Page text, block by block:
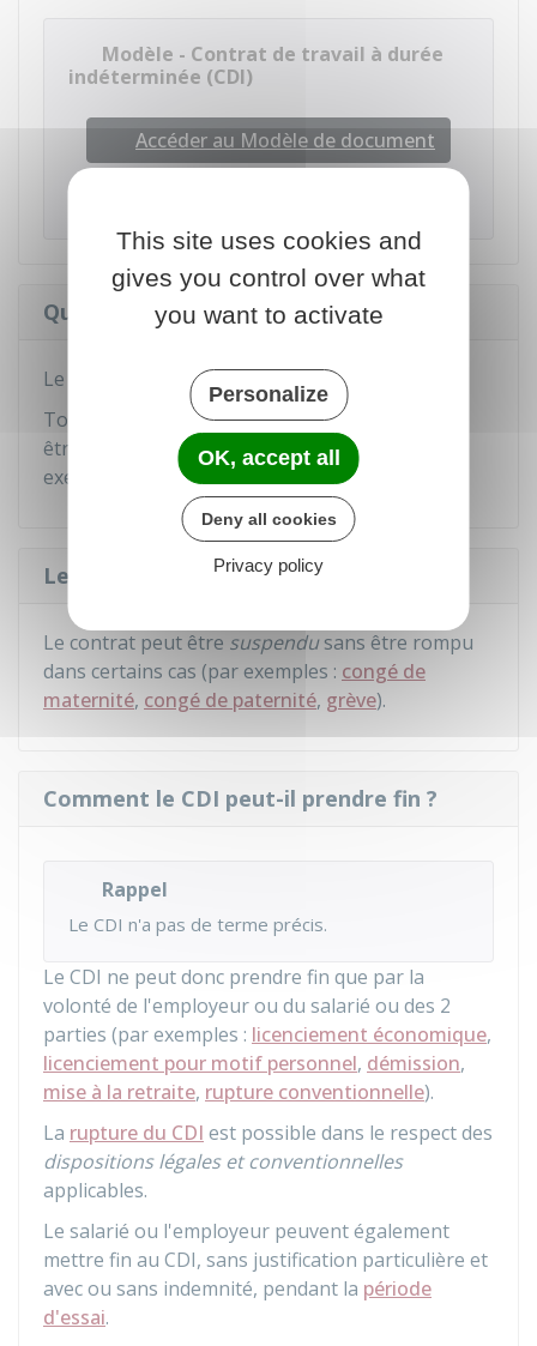
Modèle - Contrat de travail à durée
indéterminée (CDI)
Accéder au Modèle de document
Quelle est la durée d'un CDI ?
Le CDI est conclu sans limitation de durée.
Toutefois, il existe des CDI dont la durée peut
être aménagée à l'année ou par périodes (par
exemples :
CDI intermittent, CDI intérimaire
Le CDI peut-il être suspendu ?
Le contrat peut être suspendusans être rompu
dans certains cas (par exemples : congé de
maternité, congé de paternité, grève).
Comment le CDI peut-il prendre fin ?
Rappel
Le CDI n'a pas de terme précis.
Le CDI ne peut donc prendre fin que par la
volonté de l'employeur ou du salarié ou des 2
parties (par exemples : licenciement économique,
licenciement pour motif personnel, démission,
mise à la retraite, rupture conventionnelle).
La rupture du CDI est possible dans le respect des
dispositions légales et conventionnelles
applicables.
Le salarié ou l'employeur peuvent également
mettre fin au CDI, sans justification particulière et
avec ou sans indemnité, pendant la période
d'essai.
This site uses cookies and
gives you control over what
you want to activate
Personalize
OK, accept all
Deny all cookies
Privacy policy